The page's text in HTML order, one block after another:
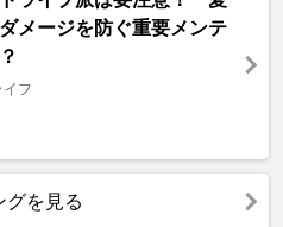
メージを防ぐ重要メンテ
イフ
グを見る